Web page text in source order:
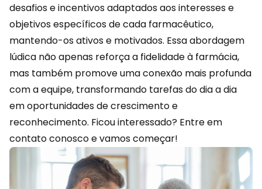
desafios e incentivos adaptados aos interesses e
objetivos específicos de cada farmacêutico,
mantendo-os ativos e motivados. Essa abordagem
lúdica não apenas reforça a fidelidade à farmácia,
mas também promove uma conexão mais profunda
com a equipe, transformando tarefas do dia a dia
em oportunidades de crescimento e
reconhecimento. Ficou interessado? Entre em
contatoconosco e vamos começar!